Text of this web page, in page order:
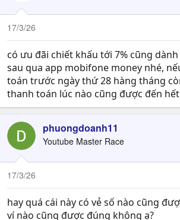
17/3/26
có ưu đãi chiết khấu tới 7% cũng
sau qua app mobifone money nhé,
toán trước ngày thứ 28 hàng tháng
thanh toán lúc nào cũng được đến
phuongdoanh11
Youtube Master Race
17/3/26
hay quá cái này có vẻ số nào cũng
ví nào cũng được đúng không ạ?